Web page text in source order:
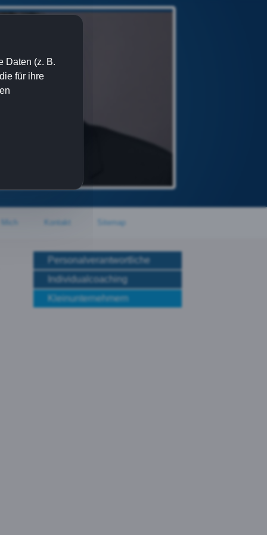
Kontakt Sitemap
Personalverantwortliche
Individualcoaching
Kleinunternehmern
Daten (z. B.
für ihre